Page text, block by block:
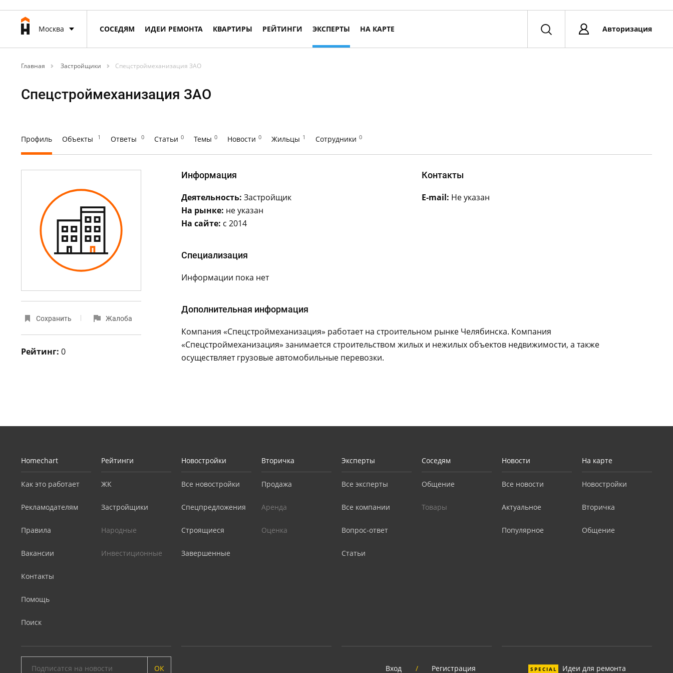
Москва СОСЕДЯМ ИДЕИ РЕМОНТА КВАРТИРЫ РЕЙТИНГИ ЭКСПЕРТЫ НА КАРТЕ Авторизация
Главная Застройщики Спецстроймеханизация ЗАО
Спецстроймеханизация ЗАО
Профиль Объекты 1 Ответы 0 Статьи 0 Темы 0 Новости 0 Жильцы 1 Сотрудники 0
Сохранить Жалоба
Рейтинг: 0
Информация
Деятельность: Застройщик
На рынке: не указан
На сайте: с 2014
Контакты
E-mail: Не указан
Специализация
Информации пока нет
Дополнительная информация
Компания «Спецстроймеханизация» работает на строительном рынке Челябинска. Компания
«Спецстроймеханизация» занимается строительством жилых и нежилых объектов недвижимости, а также
осуществляет грузовые автомобильные перевозки.
Homechart
Как это работает
Рекламодателям
Правила
Вакансии
Контакты
Помощь
Поиск
Рейтинги
ЖК
Застройщики
Народные
Инвестиционные
Новостройки
Все новостройки
Спецпредложения
Строящиеся
Завершенные
Вторичка
Продажа
Аренда
Оценка
Эксперты
Все эксперты
Все компании
Вопрос-ответ
Статьи
Соседям
Общение
Товары
Новости
Все новости
Актуальное
Популярное
На карте
Новостройки
Вторичка
Общение
ОК Вход / Регистрация SPECIAL Идеи для ремонта